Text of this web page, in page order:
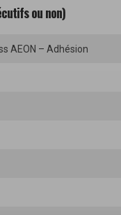
ou non)
AEON – Adhésion